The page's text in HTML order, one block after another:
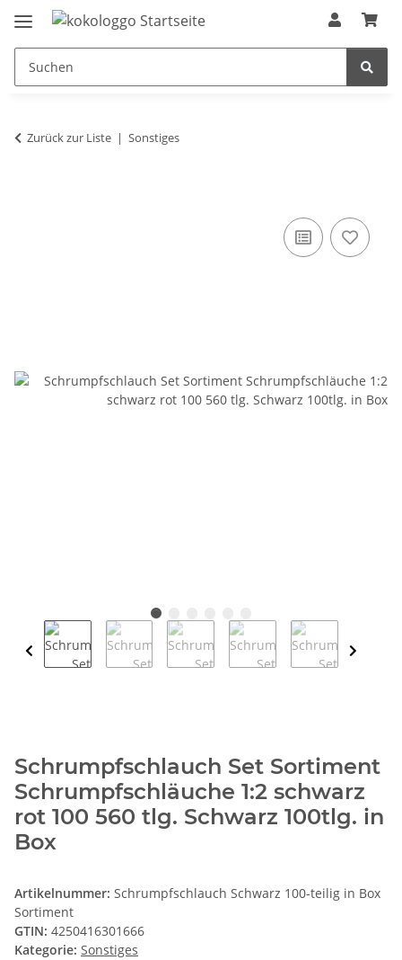
Zurück zur Liste Sonstiges
Schrumpfschlauch Set Sortiment
Schrumpfschläuche 1:2 schwarz
rot 100 560 tlg. Schwarz 100tlg. in
Box
Artikelnummer: Schrumpfschlauch Schwarz 100-teilig in Box
Sortiment
GTIN: 4250416301666
Kategorie: Sonstiges